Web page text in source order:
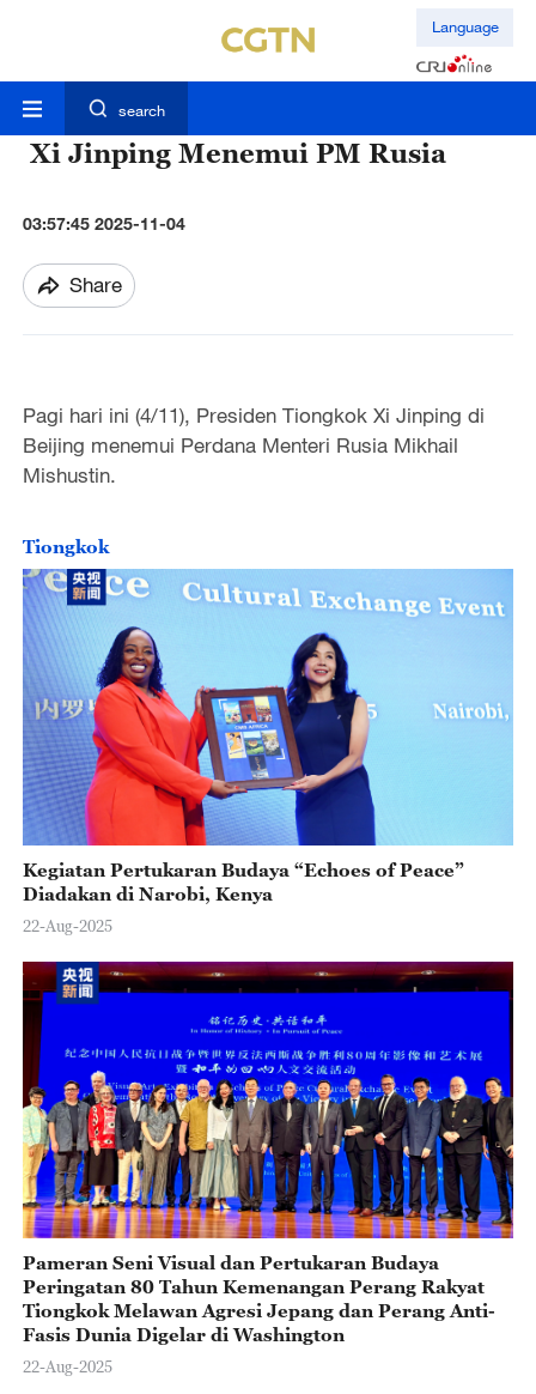
Language
search
Xi Jinping Menemui PM Rusia
03:57:45 2025-11-04
Share
Pagi hari ini (4/11), Presiden Tiongkok Xi Jinping di
Beijing menemui Perdana Menteri Rusia Mikhail
Mishustin.
Tiongkok
Kegiatan Pertukaran Budaya “Echoes of Peace”
Diadakan di Narobi, Kenya
22-Aug-2025
Pameran Seni Visual dan Pertukaran Budaya
Peringatan 80 Tahun Kemenangan Perang Rakyat
Tiongkok Melawan Agresi Jepang dan Perang Anti-
Fasis Dunia Digelar di Washington
22-Aug-2025